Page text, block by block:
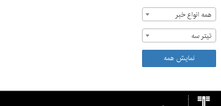
همه انواع خبر
تیتر سه
نمایش همه